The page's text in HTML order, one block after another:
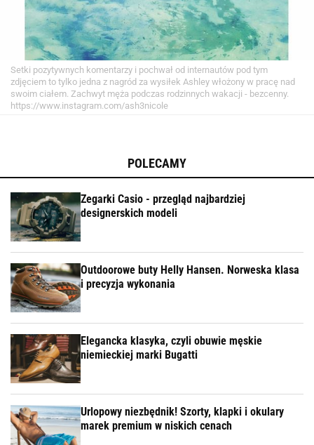
Setki pozytywnych komentarzy i pochwał od internautów pod tym
zdjęciem to tylko jedna z nagród za wysiłek Ashley włożony w pracę nad
swoim ciałem. Zachwyt męża podczas rodzinnych wakacji - bezcenny.
https://www.instagram.com/ash3nicole
POLECAMY
Zegarki Casio - przegląd najbardziej
designerskich modeli
Outdoorowe buty Helly Hansen. Norweska klasa
i precyzja wykonania
Elegancka klasyka, czyli obuwie męskie
niemieckiej marki Bugatti
Urlopowy niezbędnik! Szorty, klapki i okulary
marek premium w niskich cenach